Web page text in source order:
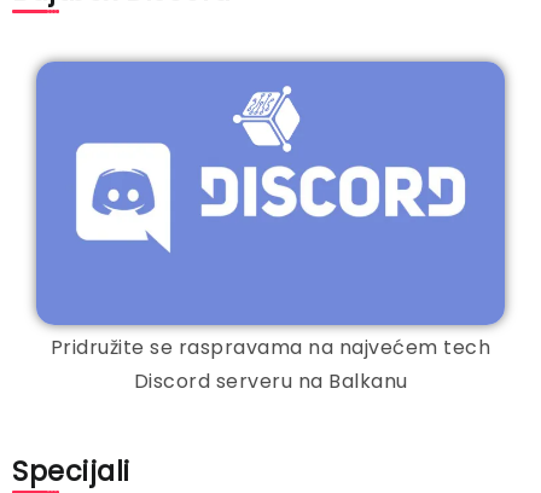
Pridružite se raspravama na najvećem tech
Discord serveru na Balkanu
Specijali